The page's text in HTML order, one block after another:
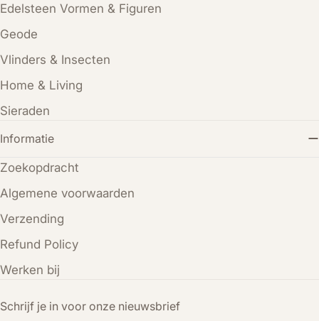
Schrijf je in voor onze nieuwsbrief
Edelsteen Vormen & Figuren
Geode
Vlinders & Insecten
Home & Living
Sieraden
Informatie
Zoekopdracht
Algemene voorwaarden
Verzending
Refund Policy
Werken bij